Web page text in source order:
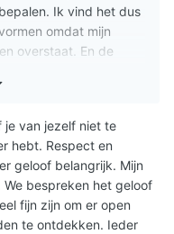
Ik vind het dus
omdat mijn
overstaat. En de
je van jezelf niet te
hebt. Respect en
geloof belangrijk. Mijn
bespreken het geloof
fijn zijn om er open
te ontdekken. Ieder